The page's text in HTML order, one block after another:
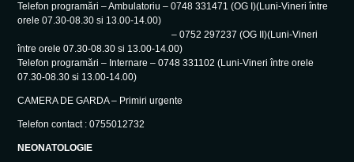
Telefon programări – Ambulatoriu – 0748 331471 (OG I)(Luni-Vineri între
orele 07.30-08.30 si 13.00-14.00)
– 0752 297237 (OG II)(Luni-Vineri
între orele 07.30-08.30 si 13.00-14.00)
Telefon programări – Internare – 0748 331102 (Luni-Vineri între orele
07.30-08.30 si 13.00-14.00)
CAMERA DE GARDA – Primiri urgente
Telefon contact : 0755012732
NEONATOLOGIE